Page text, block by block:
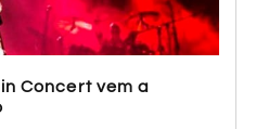
Concert vem a